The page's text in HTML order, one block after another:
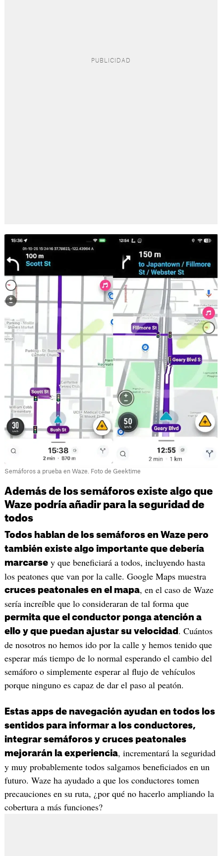
Semáforos a prueba en Waze. Foto de Geektime
Además de los semáforos existe algo que
Waze podría añadir para la seguridad de
todos
Todos hablan de los semáforos en Waze pero
también existe algo importante que debería
marcarsey que beneficiará a todos, incluyendo hasta
los peatones que van por la calle. Google Maps muestra
cruces peatonales en el mapa, en el caso de Waze
sería increíble que lo consideraran de tal forma que
permita que el conductor ponga atención a
ello y que puedan ajustar su velocidad . Cuántos
de nosotros no hemos ido por la calle y hemos tenido que
esperar más tiempo de lo normal esperando el cambio del
semáforo o simplemente esperar al flujo de vehículos
porque ninguno es capaz de dar el paso al peatón.
Estas apps de navegación ayudan en todos los
sentidos para informar a los conductores,
integrar semáforos y cruces peatonales
mejorarán la experiencia, incrementará la seguridad
y muy probablemente todos salgamos beneficiados en un
futuro. Waze ha ayudado a que los conductores tomen
precauciones en su ruta, ¿por qué no hacerlo ampliando la
cobertura a más funciones?